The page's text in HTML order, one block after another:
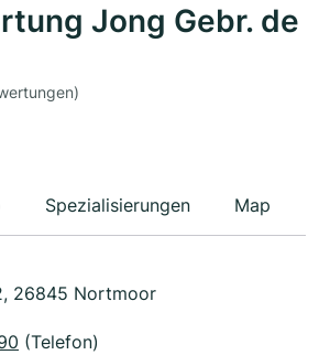
Jong Gebr. de
Spezialisierungen Map
26845 Nortmoor
(Telefon)